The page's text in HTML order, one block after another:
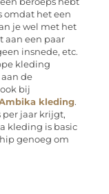
omdat het een
je wel met het
aan een paar
insnede, etc.
kleding
de
bij
kleding.
jaar krijgt,
kleding is basic
genoeg om